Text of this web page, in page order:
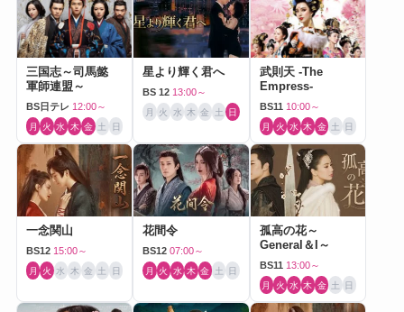
三国志～司馬懿
軍師連盟～
BS日テレ 12:00～
月 火 水 木 金 土 日
星より輝く君へ
BS 12 13:00～
月 火 水 木 金 土 日
武則天 -The
Empress-
BS11 10:00～
月 火 水 木 金 土 日
一念関山
BS12 15:00～
月 火 水 木 金 土 日
花間令
BS12 07:00～
月 火 水 木 金 土 日
孤高の花～
General＆I～
BS11 13:00～
月 火 水 木 金 土 日